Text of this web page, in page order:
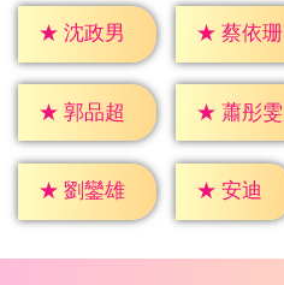
★ 沈政男 ★ 蔡依珊
★ 郭品超 ★ 蕭彤雯
★ 劉鑾雄 ★ 安迪